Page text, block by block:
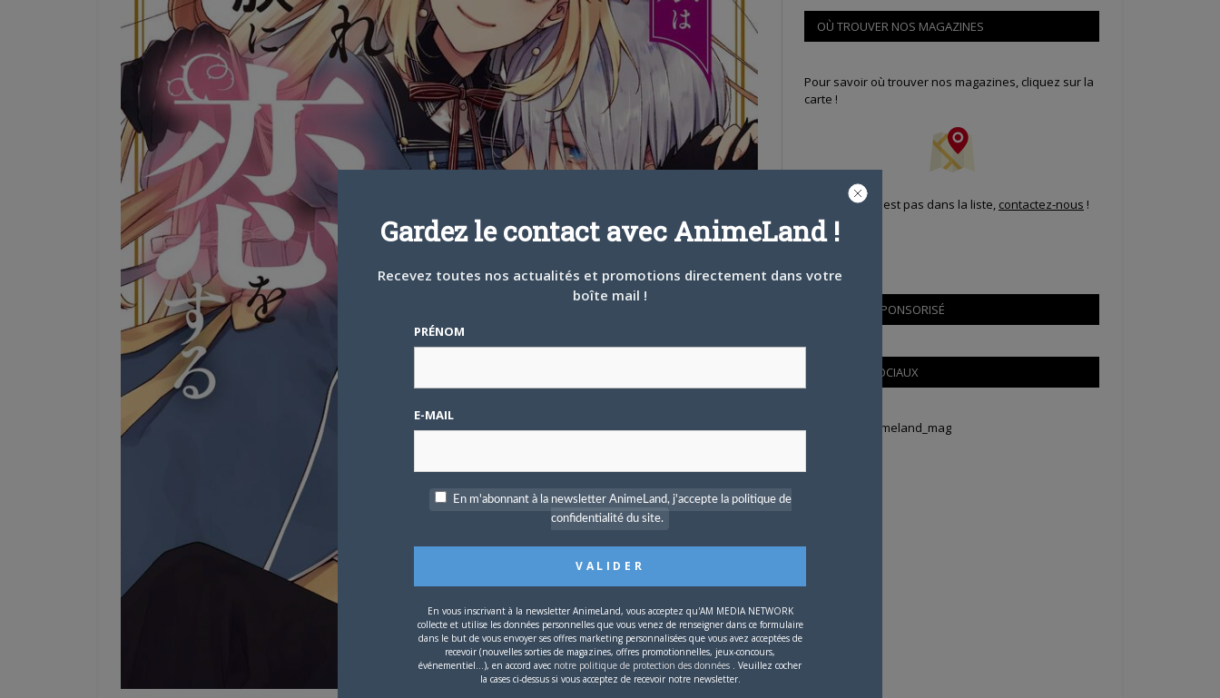
OÙ TROUVER NOS MAGAZINES
Pour savoir où trouver nos magazines, cliquez sur la
carte !
Si votre ville n'est pas dans la liste, contactez-nous !
CONTENU SPONSORISÉ
RÉSEAUX SOCIAUX
Tweets by Animeland_mag
Gardez le contact avec AnimeLand !
Recevez toutes nos actualités et promotions directement dans votre
boîte mail !
PRÉNOM
E-MAIL
En m'abonnant à la newsletter AnimeLand, j'accepte la politique de
confidentialité du site.
En vous inscrivant à la newsletter AnimeLand, vous acceptez qu'AM MEDIA NETWORK
collecte et utilise les données personnelles que vous venez de renseigner dans ce formulaire
dans le but de vous envoyer ses offres marketing personnalisées que vous avez acceptées de
recevoir (nouvelles sorties de magazines, offres promotionnelles, jeux-concours,
événementiel...), en accord avec notre politique de protection des données . Veuillez cocher
la cases ci-dessus si vous acceptez de recevoir notre newsletter.